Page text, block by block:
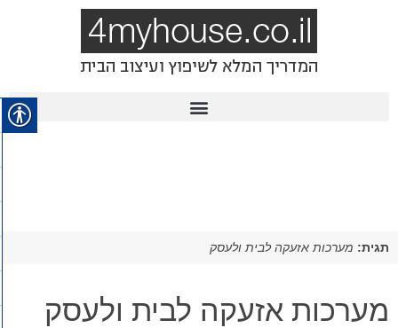
תגית: מערכות אזעקה לבית ולעסק
מערכות אזעקה לבית ולעסק